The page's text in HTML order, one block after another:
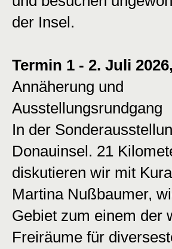
der Insel.
Termin 1 - 2. Juli
Annäherung und
Ausstellungsrundgang
In der
Donauinsel. 21
diskutieren wir mit
Martina Nußbaumer,
Gebiet zum einem der
Freiräume für